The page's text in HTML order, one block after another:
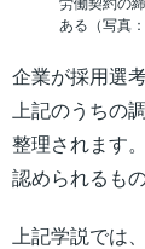
労働契約の
ある（写真
企業が採用選
上記のうちの
整理されます
認められるも
上記学説では